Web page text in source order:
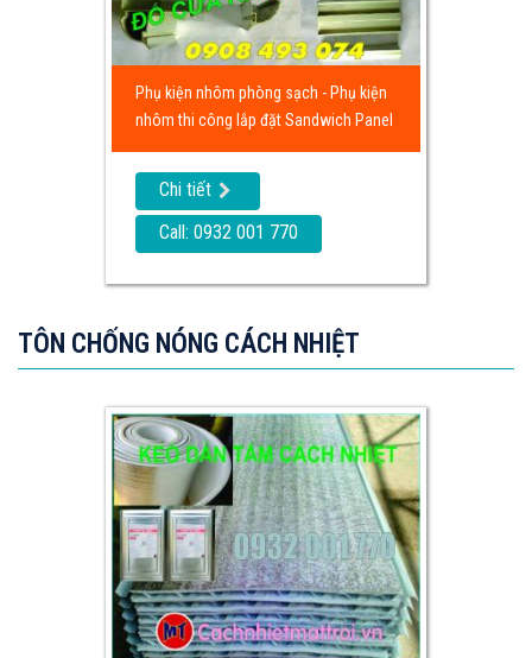
Phụ kiện nhôm phòng sạch - Phụ kiện
nhôm thi công lắp đặt Sandwich Panel
Chi tiết
Call: 0932 001 770
TÔN CHỐNG NÓNG CÁCH NHIỆT